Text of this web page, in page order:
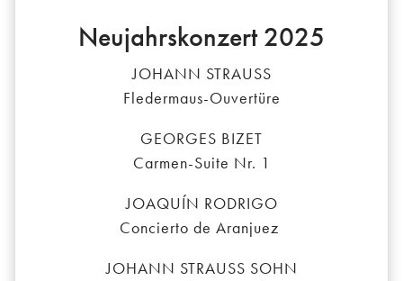
Neujahrskonzert 2025
JOHANN STRAUSS
Fledermaus-Ouvertüre
GEORGES BIZET
Carmen-Suite Nr. 1
JOAQUÍN RODRIGO
Concierto de Aranjuez
JOHANN STRAUSS SOHN